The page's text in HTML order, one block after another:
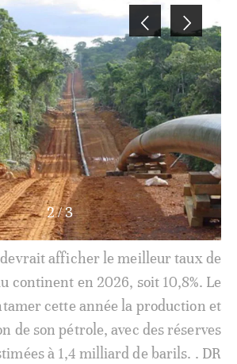
3/3
continuer d'afficher des très
grâce aux services, à
et à l'industrie naissante. Le pays
des taux de croissance de 7,8% en
2025 et 7,5% en 2026.. DR